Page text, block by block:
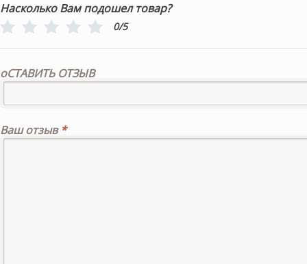
Насколько Вам подошел товар?
0/5
оСТАВИТЬ ОТЗЫВ
Ваш отзыв *